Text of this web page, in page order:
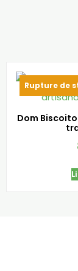
Rupture de
Dom